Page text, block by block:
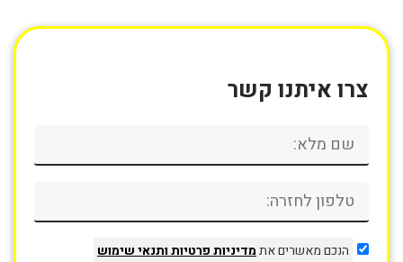
צרו איתנו קשר
הנכם מאשרים אתמדיניות פרטיותותנאי שימוש